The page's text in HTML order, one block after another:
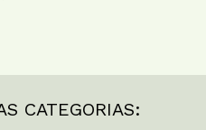
CATEGORIAS: